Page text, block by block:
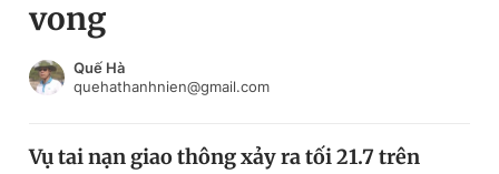
Chuyên mục khác
Chào ngày mới
Tin đã xem
Đăng xuất
vong
Quế Hà
quehathanhnien@gmail.com
Vụ tai nạn giao thông xảy ra tối 21.7 trên